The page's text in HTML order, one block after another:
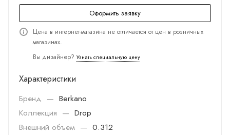
Оформить заявку
Цена в интернет-магазина не отличается от цен в розничных
магазинах.
Вы дизайнер? Узнать специальную цену
Характеристики
Бренд — Berkano
Коллекция — Drop
Внешний объем — 0.312